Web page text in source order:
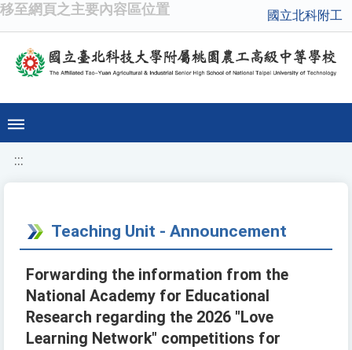
移至網頁之主要內容區位置 國立北科附工
:::
Teaching Unit - Announcement
Forwarding the information from the
National Academy for Educational
Research regarding the 2026 "Love
Learning Network" competitions for